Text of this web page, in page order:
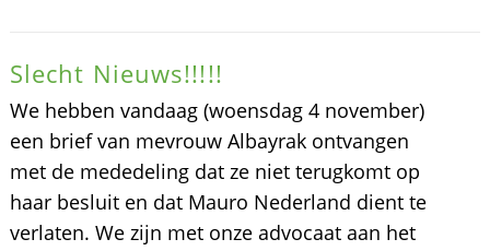
Slecht Nieuws!!!!!
We hebben vandaag (woensdag 4 november)
een brief van mevrouw Albayrak ontvangen
met de mededeling dat ze niet terugkomt op
haar besluit en dat Mauro Nederland dient te
verlaten. We zijn met onze advocaat aan het